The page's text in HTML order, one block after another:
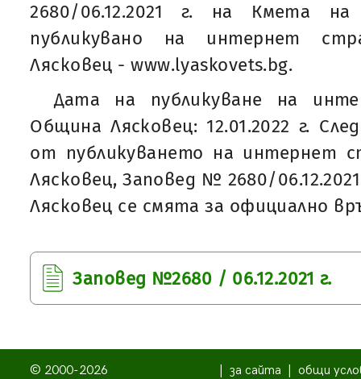
2680/06.12.2021 г. на Кмета
публикувано на интернет
Лясковец - www.lyaskovets.bg.
Дата на публикуване на
Община Лясковец: 12.01.2022 г.
от публикуването на интернет
Лясковец, Заповед № 2680/
Лясковец се смята за официално
Заповед №2680 / 06.12.2021 г.
© 2000-2026
за сайта
общи